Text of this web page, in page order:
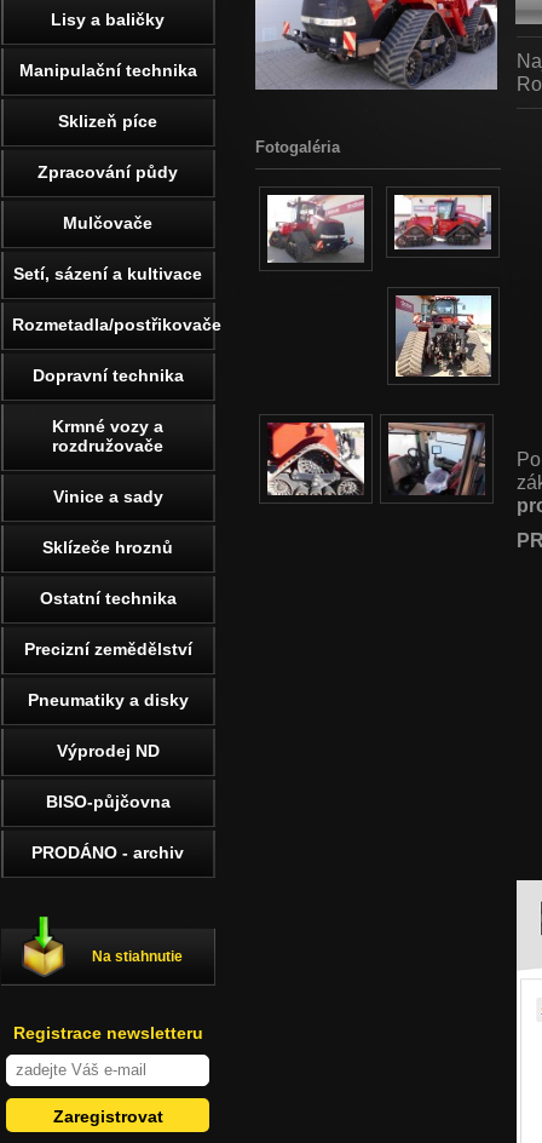
Fotogaléria
Lisy a baličky
Manipulační technika
Sklizeň píce
Zpracování půdy
Mulčovače
Setí, sázení a kultivace
Rozmetadla/postřikovače
Dopravní technika
Krmné vozy a
rozdružovače
Vinice a sady
Sklízeče hroznů
Ostatní technika
Precizní zemědělství
Pneumatiky a disky
Výprodej ND
BISO-půjčovna
PRODÁNO - archiv
Na stiahnutie
Registrace newsletteru